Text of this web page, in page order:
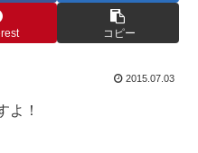
コピー
2015.07.03
よ！